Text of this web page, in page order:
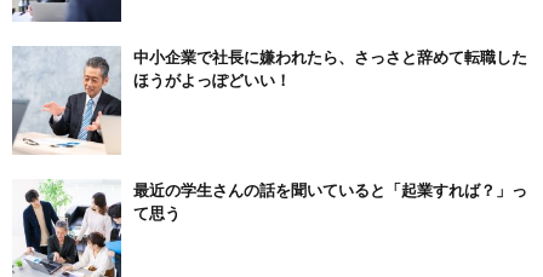
中小企業で社長に嫌われたら、さっさと辞めて転職した
ほうがよっぽどいい！
最近の学生さんの話を聞いていると「起業すれば？」っ
て思う